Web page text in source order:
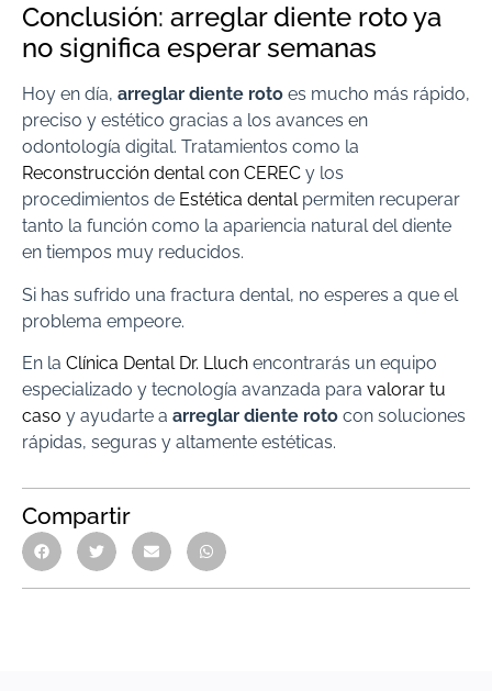
Conclusión: arreglar diente roto ya
no significa esperar semanas
Hoy en día, arreglar diente roto es mucho más rápido,
preciso y estético gracias a los avances en
odontología digital. Tratamientos como la
Reconstrucción dental con CEREC y los
procedimientos de Estética dentalpermiten recuperar
tanto la función como la apariencia natural del diente
en tiempos muy reducidos.
Si has sufrido una fractura dental, no esperes a que el
problema empeore.
En la Clínica Dental Dr. Lluch encontrarás un equipo
especializado y tecnología avanzada para valorar tu
caso y ayudarte a arreglar diente roto con soluciones
rápidas, seguras y altamente estéticas.
Compartir